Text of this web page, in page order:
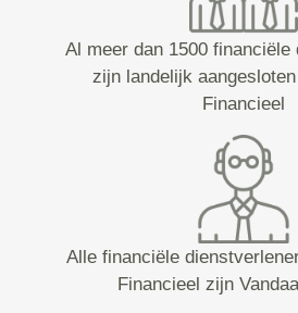
Al meer dan 1500 financiële
zijn landelijk
Financieel
Alle financiële
Financieel zijn